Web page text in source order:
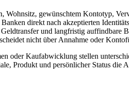
Wohnsitz, gewünschtem Kontotyp,
direkt nach akzeptierten
und langfristig auffindbare
nicht über Annahme oder
oder Kaufabwicklung stellen
Produkt und persönlicher Status die